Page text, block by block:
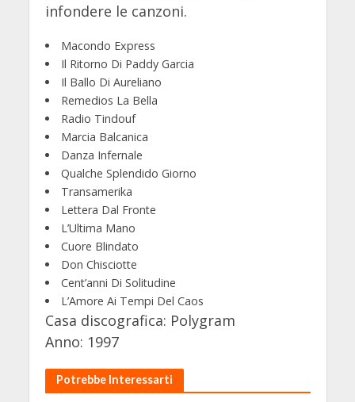
infondere le canzoni.
Macondo Express
Il Ritorno Di Paddy Garcia
Il Ballo Di Aureliano
Remedios La Bella
Radio Tindouf
Marcia Balcanica
Danza Infernale
Qualche Splendido Giorno
Transamerika
Lettera Dal Fronte
L’Ultima Mano
Cuore Blindato
Don Chisciotte
Cent’anni Di Solitudine
L’Amore Ai Tempi Del Caos
Casa discografica: Polygram
Anno: 1997
Potrebbe Interessarti